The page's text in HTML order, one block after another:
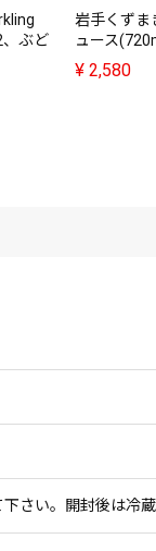
ぶど
岩手くずま
ュース
¥ 2,580
さい。開封後は冷